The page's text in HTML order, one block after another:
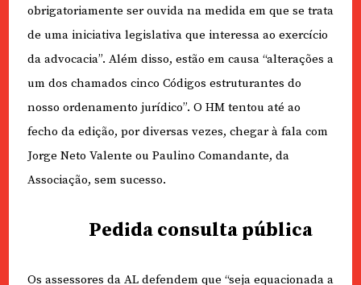
obrigatoriamente ser ouvida na medida em que se trata
de uma iniciativa legislativa que interessa ao exercício
da advocacia”. Além disso, estão em causa “alterações a
um dos chamados cinco Códigos estruturantes do
nosso ordenamento jurídico”. O HM tentou até ao
fecho da edição, por diversas vezes, chegar à fala com
Jorge Neto Valente ou Paulino Comandante, da
Associação, sem sucesso.
Pedida consulta pública
Os assessores da AL defendem que “seja equacionada a